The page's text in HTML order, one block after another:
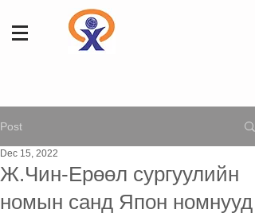
Post
Ж.Чин-Ерөөл сургуулийн
номын санд Япон номнууд
Dec 15, 2022